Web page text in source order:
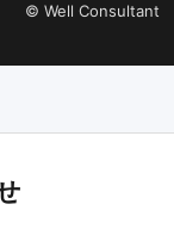
© Well Consultant